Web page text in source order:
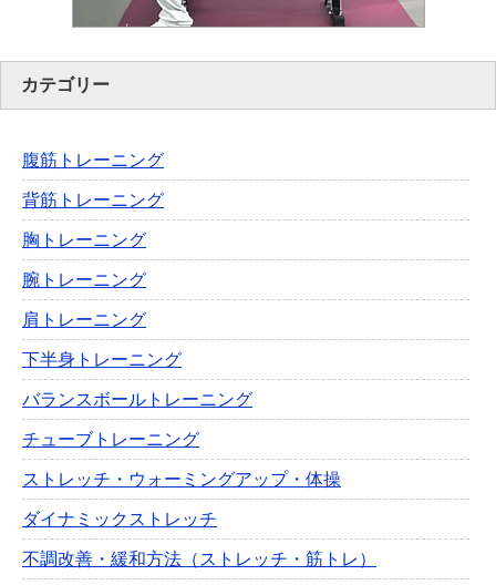
カテゴリー
腹筋トレーニング
背筋トレーニング
胸トレーニング
腕トレーニング
肩トレーニング
下半身トレーニング
バランスボールトレーニング
チューブトレーニング
ストレッチ・ウォーミングアップ・体操
ダイナミックストレッチ
不調改善・緩和方法（ストレッチ・筋トレ）